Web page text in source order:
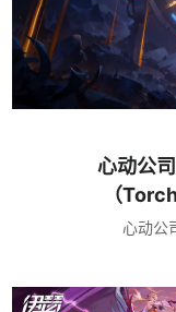
心动公
（
心动公